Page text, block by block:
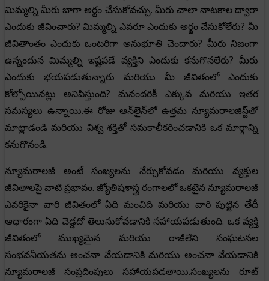
మిమ్మల్ని మీరు బాగా అర్థం చేసుకోవచ్చు. మీరు చాలా నాటకాల ద్వారా
ఎందుకు జీవించారు? మిమ్మల్ని ఎవరూ ఎందుకు అర్థం చేసుకోలేరు? మీ
జీవితాంతం ఎందుకు ఒంటరిగా అనుభూతి చెందారు? మీరు నిజంగా
ఉన్నందున మిమ్మల్ని ఇష్టపడే వ్యక్తిని ఎందుకు కనుగొనలేరు? మీరు
ఎందుకు భయపడుతున్నారు మరియు మీ జీవితంలో ఎందుకు
కోల్పోయినట్లు అనిపిస్తుంది? మనందరికీ ఎక్కువ మరియు ఇతర
సమస్యలు ఉన్నాయి.ఈ రోజు ఆన్‌లైన్‌లో ఉత్తమ న్యూమరాలజిస్ట్‌తో
మాట్లాడండి మరియు విశ్వ శక్తితో సమకాలీకరించడానికి ఒక మార్గాన్ని
కనుగొనండి.
న్యూమరాలజీ అంటే సంఖ్యలను నేర్చుకోవడం మరియు వ్యక్తుల
జీవితాలపై వాటి ప్రభావం. జ్యోతిషశాస్త్ర రంగాలలో ఒకటైన న్యూమరాలజీ
ఎవరికైనా వారి జీవితంలో ఏది మంచిది మరియు వారి పుట్టిన తేదీ
ఆధారంగా ఏది చెడ్డదో తెలుసుకోవడానికి సహాయపడుతుంది. ఒక వ్యక్తి
జీవితంలో ముఖ్యమైన మరియు రాజీలేని సంఘటనల
సంభవనీయతను అంచనా వేయడానికి మరియు అంచనా వేయడానికి
న్యూమరాలజీ సంప్రదింపులు సహాయపడతాయి.సంఖ్యలను రూట్